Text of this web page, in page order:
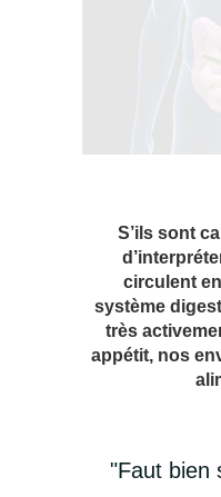
S’ils sont
circulent
système
très
appétit, nos
"Faut bien